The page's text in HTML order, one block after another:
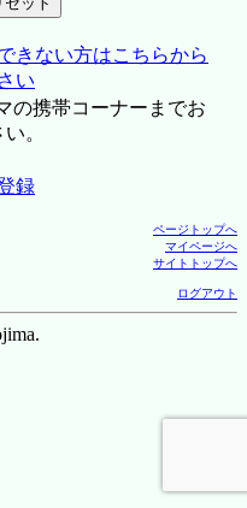
きない方はこちらから
い
の携帯コーナーまでお
。
録
ページトップへ
マイページへ
サイトトップへ
ログアウト